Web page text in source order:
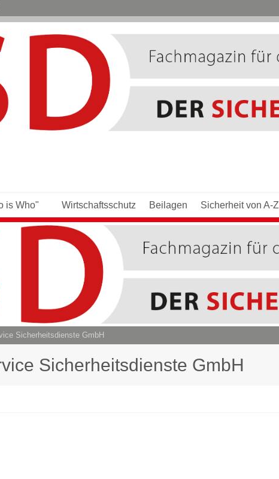
is Who" Wirtschaftsschutz Beilagen Sicherheit von A-Z
Sicherheitsdienste GmbH
Sicherheitsdienste GmbH